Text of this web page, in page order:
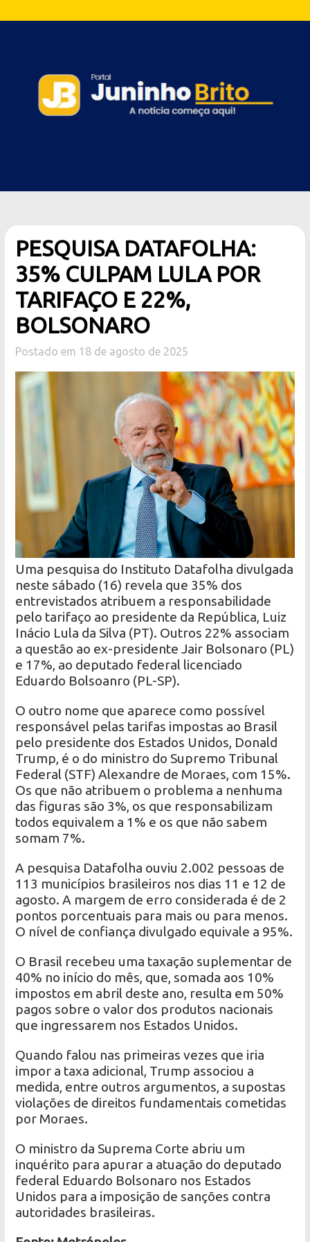
PESQUISA DATAFOLHA:
35% CULPAM LULA POR
TARIFAÇO E 22%,
BOLSONARO
Postado em 18 de agosto de 2025
Uma pesquisa do Instituto Datafolha divulgada
neste sábado (16) revela que 35% dos
entrevistados atribuem a responsabilidade
pelo tarifaço ao presidente da República, Luiz
Inácio Lula da Silva (PT). Outros 22% associam
a questão ao ex-presidente Jair Bolsonaro (PL)
e 17%, ao deputado federal licenciado
Eduardo Bolsoanro (PL-SP).
O outro nome que aparece como possível
responsável pelas tarifas impostas ao Brasil
pelo presidente dos Estados Unidos, Donald
Trump, é o do ministro do Supremo Tribunal
Federal (STF) Alexandre de Moraes, com 15%.
Os que não atribuem o problema a nenhuma
das figuras são 3%, os que responsabilizam
todos equivalem a 1% e os que não sabem
somam 7%.
A pesquisa Datafolha ouviu 2.002 pessoas de
113 municípios brasileiros nos dias 11 e 12 de
agosto. A margem de erro considerada é de 2
pontos porcentuais para mais ou para menos.
O nível de confiança divulgado equivale a 95%.
O Brasil recebeu uma taxação suplementar de
40% no início do mês, que, somada aos 10%
impostos em abril deste ano, resulta em 50%
pagos sobre o valor dos produtos nacionais
que ingressarem nos Estados Unidos.
Quando falou nas primeiras vezes que iria
impor a taxa adicional, Trump associou a
medida, entre outros argumentos, a supostas
violações de direitos fundamentais cometidas
por Moraes.
O ministro da Suprema Corte abriu um
inquérito para apurar a atuação do deputado
federal Eduardo Bolsonaro nos Estados
Unidos para a imposição de sanções contra
autoridades brasileiras.